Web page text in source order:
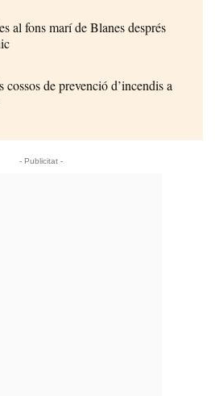
al fons marí de Blanes després
de prevenció d’incendis a
- Publicitat -